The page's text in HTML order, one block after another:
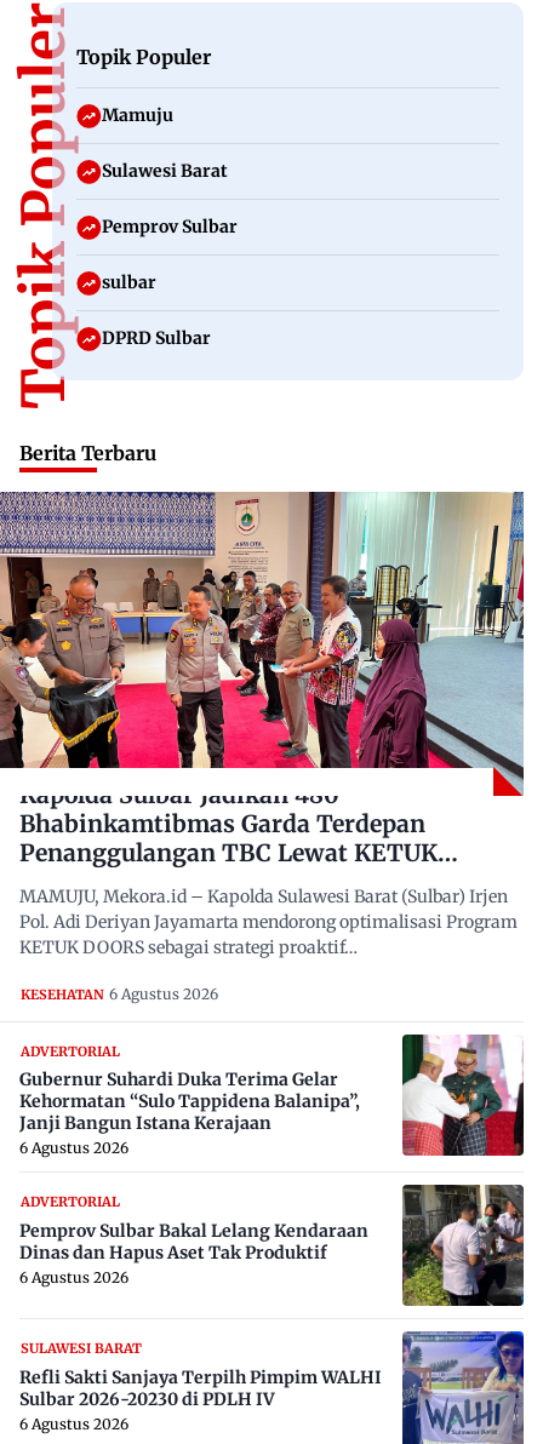
Topik PopulerTopik Populer
Mamuju
Sulawesi Barat
Pemprov Sulbar
sulbar
DPRD Sulbar
Berita Terbaru
Kapolda Sulbar Jadikan 480
Bhabinkamtibmas Garda Terdepan
Penanggulangan TBC Lewat KETUK
DOORS di 650 Desa
MAMUJU, Mekora.id – Kapolda Sulawesi Barat (Sulbar) Irjen
Pol. Adi Deriyan Jayamarta mendorong optimalisasi Program
KETUK DOORS sebagai strategi proaktif…
KESEHATAN 6 Agustus 2026
ADVERTORIAL
Gubernur Suhardi Duka Terima Gelar
Kehormatan “Sulo Tappidena Balanipa”,
Janji Bangun Istana Kerajaan
6 Agustus 2026
ADVERTORIAL
Pemprov Sulbar Bakal Lelang Kendaraan
Dinas dan Hapus Aset Tak Produktif
6 Agustus 2026
SULAWESI BARAT
Refli Sakti Sanjaya Terpilh Pimpim WALHI
Sulbar 2026-20230 di PDLH IV
6 Agustus 2026